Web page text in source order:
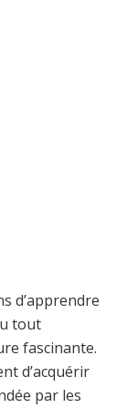
d’apprendre
tout
fascinante.
d’acquérir
par les